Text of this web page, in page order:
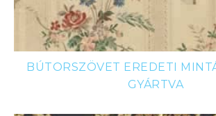
BÚTORSZÖVET EREDETI
GYÁRTVA